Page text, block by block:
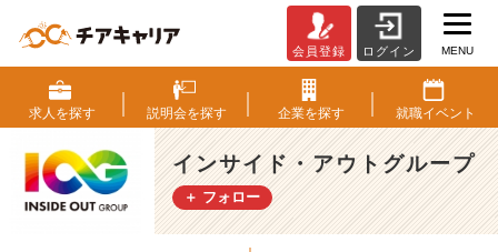
O
G
っ
て
ナ
ニ？】
会員登録 ログイン MENU
求人を探す 説明会を探す 企業を探す 就職イベント
インサイド・アウトグループ
＋ フォロー